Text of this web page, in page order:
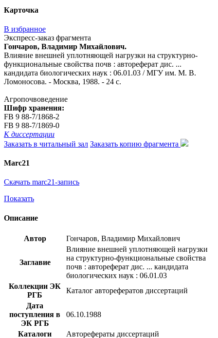
Карточка
В избранное
Экспресс-заказ фрагмента
Гончаров, Владимир Михайлович.
Влияние внешней уплотняющей нагрузки на структурно-
функциональные свойства почв : автореферат дис. ...
кандидата биологических наук : 06.01.03 / МГУ им. М. В.
Ломоносова. - Москва, 1988. - 24 с.
Агропочвоведение
Шифр хранения:
FB 9 88-7/1868-2
FB 9 88-7/1869-0
К диссертации
Заказать в читальный зал Заказать копию фрагмента
Marc21
Скачать marc21-запись
Показать
Описание
Автор Гончаров, Владимир Михайлович
Заглавие
Влияние внешней уплотняющей нагрузки
на структурно-функциональные свойства
почв : автореферат дис. ... кандидата
биологических наук : 06.01.03
Коллекции ЭК
РГБ
Каталог авторефератов диссертаций
Дата
поступления в
ЭК РГБ
06.10.1988
Каталоги
Авторефераты диссертаций